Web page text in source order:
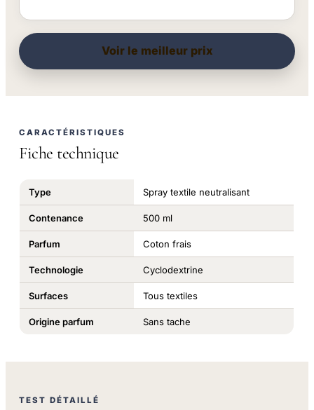
Voir le meilleur prix
CARACTÉRISTIQUES
Fiche technique
Type Spray textile neutralisant
Contenance 500 ml
Parfum Coton frais
Technologie Cyclodextrine
Surfaces Tous textiles
Origine parfum Sans tache
TEST DÉTAILLÉ